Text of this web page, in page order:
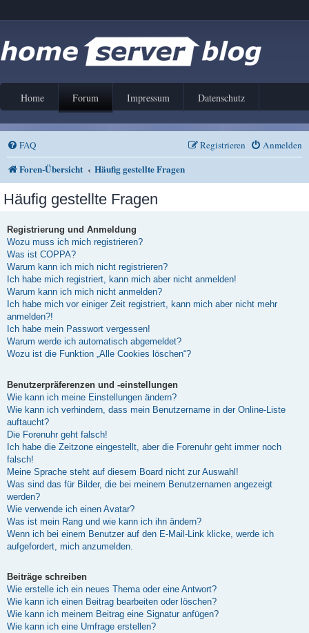
Home Forum Impressum Datenschutz
FAQ Anmelden
Registrieren
Foren-Übersicht Häufig gestellte Fragen
Häufig gestellte Fragen
Registrierung und Anmeldung
Wozu muss ich mich registrieren?
Was ist COPPA?
Warum kann ich mich nicht registrieren?
Ich habe mich registriert, kann mich aber nicht anmelden!
Warum kann ich mich nicht anmelden?
Ich habe mich vor einiger Zeit registriert, kann mich aber nicht mehr
anmelden?!
Ich habe mein Passwort vergessen!
Warum werde ich automatisch abgemeldet?
Wozu ist die Funktion „Alle Cookies löschen“?
Benutzerpräferenzen und -einstellungen
Wie kann ich meine Einstellungen ändern?
Wie kann ich verhindern, dass mein Benutzername in der Online-Liste
auftaucht?
Die Forenuhr geht falsch!
Ich habe die Zeitzone eingestellt, aber die Forenuhr geht immer noch
falsch!
Meine Sprache steht auf diesem Board nicht zur Auswahl!
Was sind das für Bilder, die bei meinem Benutzernamen angezeigt
werden?
Wie verwende ich einen Avatar?
Was ist mein Rang und wie kann ich ihn ändern?
Wenn ich bei einem Benutzer auf den E-Mail-Link klicke, werde ich
aufgefordert, mich anzumelden.
Beiträge schreiben
Wie erstelle ich ein neues Thema oder eine Antwort?
Wie kann ich einen Beitrag bearbeiten oder löschen?
Wie kann ich meinem Beitrag eine Signatur anfügen?
Wie kann ich eine Umfrage erstellen?